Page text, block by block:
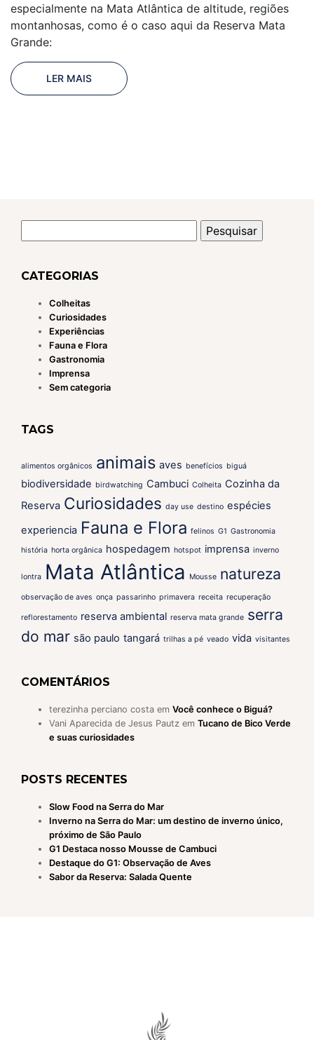
especialmente na Mata Atlântica de altitude, regiões
montanhosas, como é o caso aqui da Reserva Mata
Grande:
LER MAIS
por:
CATEGORIAS
Colheitas
Curiosidades
Experiências
Fauna e Flora
Gastronomia
Imprensa
Sem categoria
TAGS
alimentos orgânicos animais aves benefícios biguá
biodiversidade birdwatching Cambuci Colheita Cozinha da
Reserva Curiosidades day use destino espécies
experiencia Fauna e Flora felinos G1 Gastronomia
história horta orgânica hospedagem hotspot imprensa inverno
lontra Mata Atlântica Mousse natureza
observação de aves onça passarinho primavera receita recuperação
reflorestamento reserva ambiental reserva mata grande serra
do mar são paulo tangará trilhas a pé veado vida visitantes
COMENTÁRIOS
terezinha perciano costa em Você conhece o Biguá?
Vani Aparecida de Jesus Pautz em Tucano de Bico Verde
e suas curiosidades
POSTS RECENTES
Slow Food na Serra do Mar
Inverno na Serra do Mar: um destino de inverno único,
próximo de São Paulo
G1 Destaca nosso Mousse de Cambuci
Destaque do G1: Observação de Aves
Sabor da Reserva: Salada Quente